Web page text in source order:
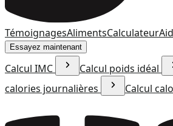
TémoignagesAlimentsCalculateur
Essayez maintenant
Calcul IMC Calcul poids idéal
calories journalières
Calcul